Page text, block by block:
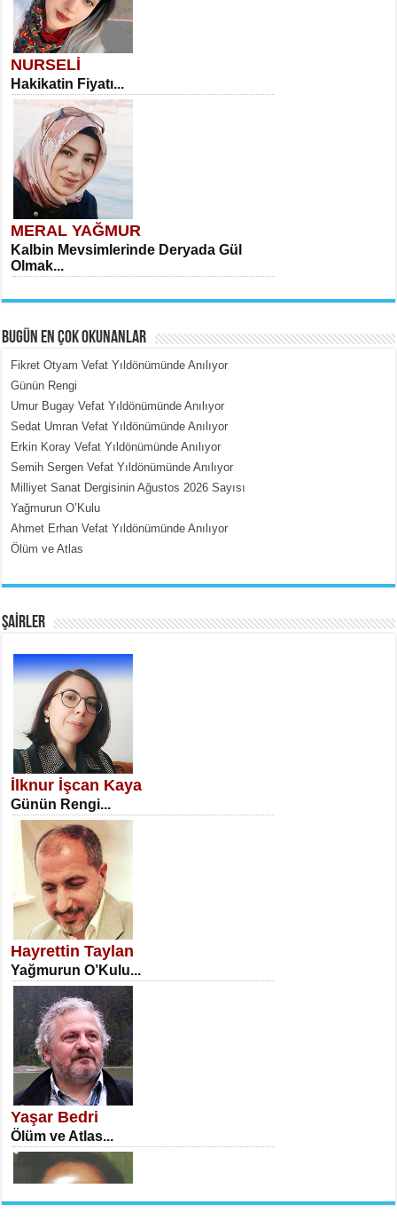
NURSELİ
Hakikatin Fiyatı...
MERAL YAĞMUR
Kalbin Mevsimlerinde Deryada Gül
Olmak...
MEHMET ÇOBAN
İçerdeki Put Dışardaki Maskeler...
SATILMIŞ ÜMİT ÇETİNKAYA
Erkenlik...
NECLA DİLEK ARSLAN
Öğretmenler Günü Mahkemesi...
İSA KARATEPE
Ekranlar Arasında Kaybolan İnsan...
BUGÜN EN ÇOK OKUNANLAR
Fikret Otyam Vefat Yıldönümünde Anılıyor
Günün Rengi
Umur Bugay Vefat Yıldönümünde Anılıyor
Sedat Umran Vefat Yıldönümünde Anılıyor
Erkin Koray Vefat Yıldönümünde Anılıyor
Semih Sergen Vefat Yıldönümünde Anılıyor
Milliyet Sanat Dergisinin Ağustos 2026 Sayısı
Yağmurun O’Kulu
Ahmet Erhan Vefat Yıldönümünde Anılıyor
Ölüm ve Atlas
ŞAİRLER
İlknur İşcan Kaya
Günün Rengi...
Hayrettin Taylan
Yağmurun O’Kulu...
Yaşar Bedri
Ölüm ve Atlas...